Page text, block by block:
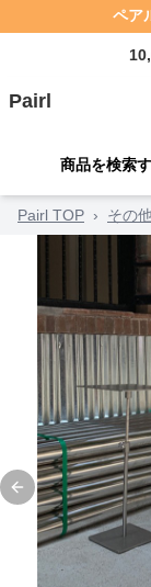
ペア
Pairl
商品を検索
Pairl TOP › その
Previous slide